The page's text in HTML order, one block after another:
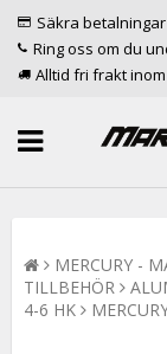
Säkra
Ring oss om du
Alltid fri frakt
MERCURY -
TILLBEHÖR
4-6 HK